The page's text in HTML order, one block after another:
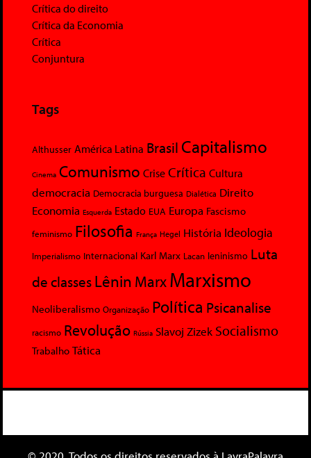
Crítica do direito
Crítica da Economia
Crítica
Conjuntura
Tags
Althusser América Latina Brasil Capitalismo
Cinema Comunismo Crise Crítica Cultura
democracia Democracia burguesa Dialética Direito
Economia Esquerda Estado EUA Europa Fascismo
feminismo Filosofia França Hegel História Ideologia
Imperialismo Internacional Karl Marx Lacan leninismo Luta
de classesLênin MarxMarxismo
Neoliberalismo Organização Política Psicanalise
racismo Revolução Rússia Slavoj Zizek Socialismo
Trabalho Tática